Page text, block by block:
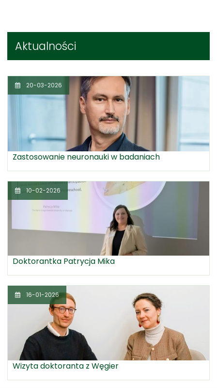
Aktualności
20-03-2026
Zastosowanie neuronauki w badaniach
10-02-2026
Doktorantka Patrycja Mika
16-01-2026
Wizyta doktoranta z Węgier